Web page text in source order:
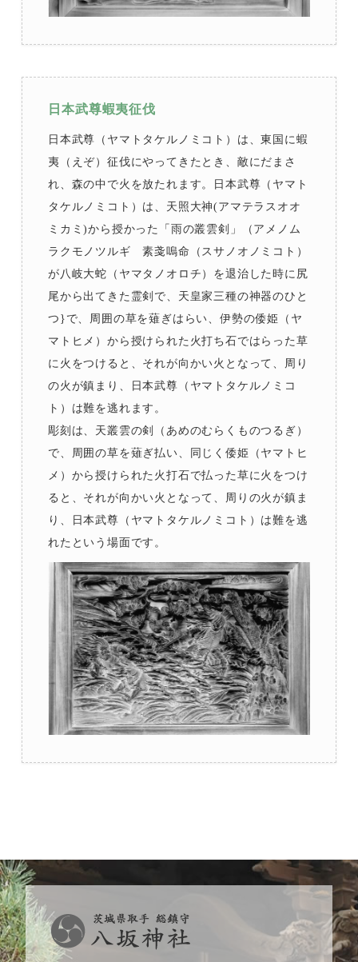
日本武尊蝦夷征伐
日本武尊（ヤマトタケルノミコト）は、東国に蝦
夷（えぞ）征伐にやってきたとき、敵にだまさ
れ、森の中で火を放たれます。日本武尊（ヤマト
タケルノミコト）は、天照大神(アマテラスオオ
ミカミ)から授かった「雨の叢雲剣」（アメノム
ラクモノツルギ 素戔嗚命（スサノオノミコト）
が八岐大蛇（ヤマタノオロチ）を退治した時に尻
尾から出てきた霊剣で、天皇家三種の神器のひと
つ}で、周囲の草を薙ぎはらい、伊勢の倭姫（ヤ
マトヒメ）から授けられた火打ち石ではらった草
に火をつけると、それが向かい火となって、周り
の火が鎮まり、日本武尊（ヤマトタケルノミコ
ト）は難を逃れます。
彫刻は、天叢雲の剣（あめのむらくものつるぎ）
で、周囲の草を薙ぎ払い、同じく倭姫（ヤマトヒ
メ）から授けられた火打石で払った草に火をつけ
ると、それが向かい火となって、周りの火が鎮ま
り、日本武尊（ヤマトタケルノミコト）は難を逃
れたという場面です。